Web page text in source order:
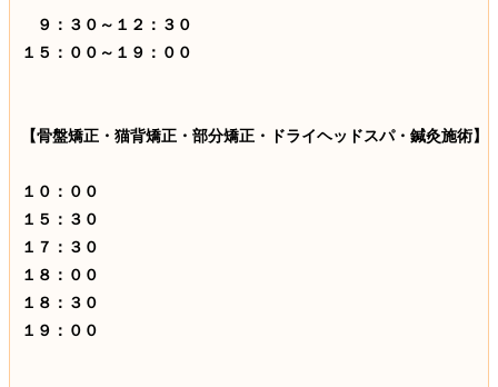
９：３０～１２：３０
１５：００～１９：００
【骨盤矯正・猫背矯正・部分矯正・ドライヘッドスパ・鍼灸施術】
１０：００
１５：３０
１７：３０
１８：００
１８：３０
１９：００